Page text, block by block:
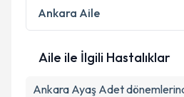
Metni
kapsamda işlenmesini
Takvim
Ankara Aile
Aile ile İlgili Hastalıklar
Ankara Ayaş Adet